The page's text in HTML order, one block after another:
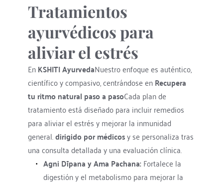
Tratamientos
ayurvédicos para
aliviar el estrés
En KSHITI AyurvedaNuestro enfoque es auténtico,
científico y compasivo, centrándose en Recupera
tu ritmo natural paso a pasoCada plan de
tratamiento está diseñado para incluir remedios
para aliviar el estrés y mejorar la inmunidad
general. dirigido por médicos y se personaliza tras
una consulta detallada y una evaluación clínica.
Agni Dīpana y Ama Pachana: Fortalece la
digestión y el metabolismo para mejorar la